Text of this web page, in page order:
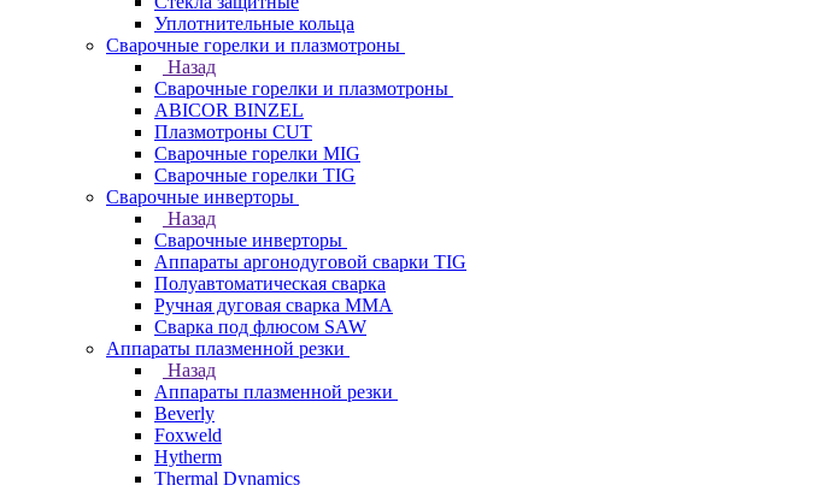
Уплотнительные кольца
Сварочные горелки и плазмотроны
Назад
Сварочные горелки и плазмотроны
ABICOR BINZEL
Плазмотроны CUT
Сварочные горелки MIG
Сварочные горелки TIG
Сварочные инверторы
Назад
Сварочные инверторы
Аппараты аргонодуговой сварки TIG
Полуавтоматическая сварка
Ручная дуговая сварка MMA
Сварка под флюсом SAW
Аппараты плазменной резки
Назад
Аппараты плазменной резки
Beverly
Foxweld
Hytherm
Thermal Dynamics